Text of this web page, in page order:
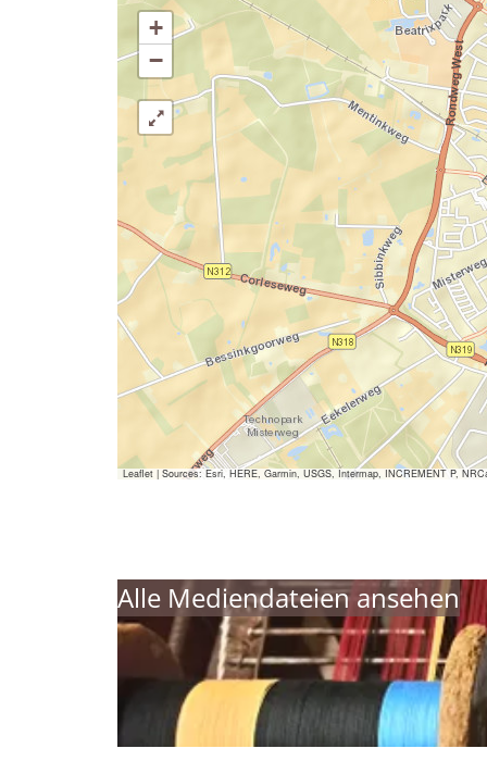
+
−
Leaflet|Sources: Esri, HERE, Garmin, USGS, Intermap, INCREMENT P,
Alle Mediendateien ansehen